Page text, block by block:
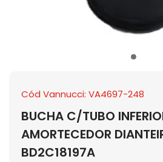
Cód Vannucci: VA4697-248
BUCHA C/TUBO
AMORTECEDOR
BD2C18197A